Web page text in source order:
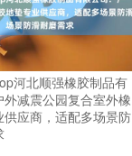
河北顺强橡胶制品有
减震公园复合室外橡
供应商，适配多场景防